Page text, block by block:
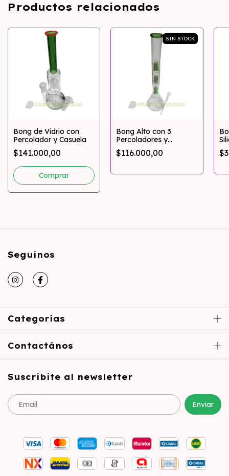
Productos relacionados
Bong de Vidrio con
Percolador y Casuela
$141.000,00
SIN STOCK
Bong Alto con 3
Percoladores y
Atrapahielo
$116.000,00
Seguinos
Categorías
Contactános
Suscribite al newsletter